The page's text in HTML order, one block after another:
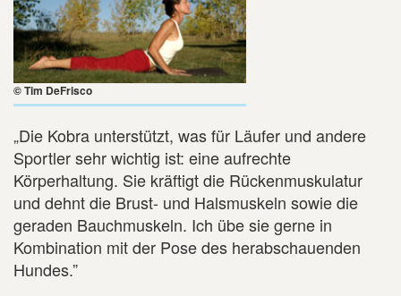
© Tim DeFrisco
„Die Kobra unterstützt, was für Läufer und andere
Sportler sehr wichtig ist: eine aufrechte
Körperhaltung. Sie kräftigt die Rückenmuskulatur
und dehnt die Brust- und Halsmuskeln sowie die
geraden Bauchmuskeln. Ich übe sie gerne in
Kombination mit der Pose des herabschauenden
Hundes.”